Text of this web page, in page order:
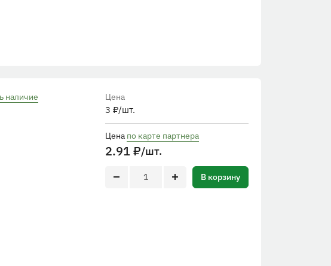
наличие Цена
3 ₽/шт.
Цена по карте партнера
2.91 ₽/шт.
В корзину